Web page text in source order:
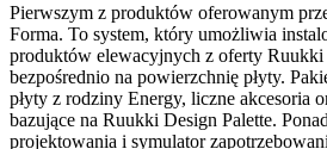
Pierwszym z produktów oferowanym
Forma. To system, który umożliwia
produktów elewacyjnych z oferty Ruukki
bezpośrednio na powierzchnię płyty.
płyty z rodziny Energy, liczne akcesoria
bazujące na Ruukki Design Palette.
projektowania i symulator